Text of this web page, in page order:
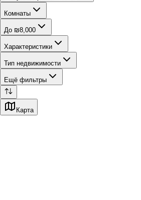
Комнаты
До ₪8,000
Характеристики
Тип недвижимости
Ещё фильтры
Карта